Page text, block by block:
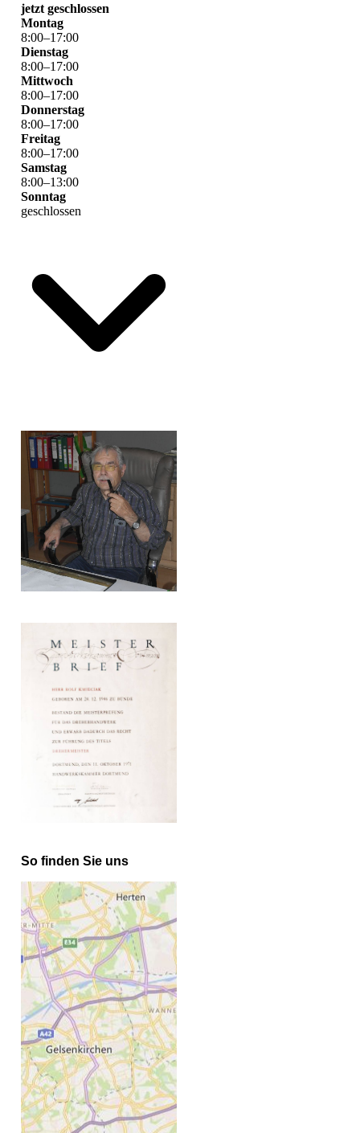
jetzt geschlossen
Montag
8:00–17:00
Dienstag
8:00–17:00
Mittwoch
8:00–17:00
Donnerstag
8:00–17:00
Freitag
8:00–17:00
Samstag
8:00–13:00
Sonntag
geschlossen
So finden Sie uns